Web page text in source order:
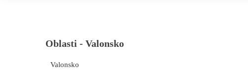
Oblasti - Valonsko
Valonsko